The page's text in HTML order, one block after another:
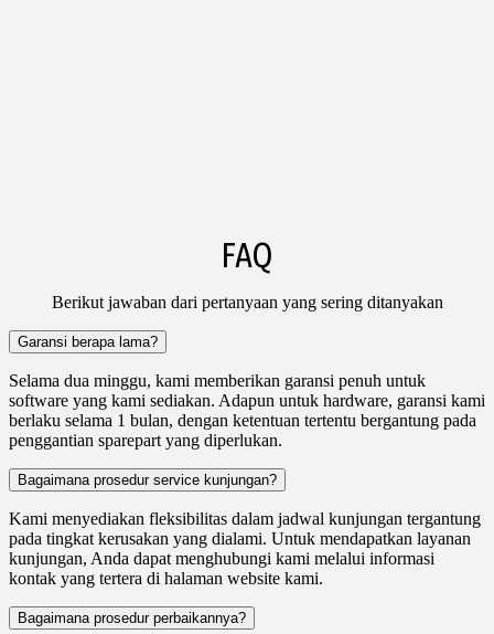
FAQ
Berikut jawaban dari pertanyaan yang sering ditanyakan
Garansi berapa lama?
Selama dua minggu, kami memberikan garansi penuh untuk
software yang kami sediakan. Adapun untuk hardware, garansi kami
berlaku selama 1 bulan, dengan ketentuan tertentu bergantung pada
penggantian sparepart yang diperlukan.
Bagaimana prosedur service kunjungan?
Kami menyediakan fleksibilitas dalam jadwal kunjungan tergantung
pada tingkat kerusakan yang dialami. Untuk mendapatkan layanan
kunjungan, Anda dapat menghubungi kami melalui informasi
kontak yang tertera di halaman website kami.
Bagaimana prosedur perbaikannya?